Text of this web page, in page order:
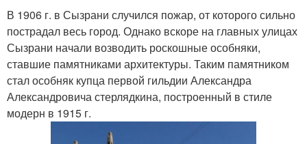
В 1906 г. в Сызрани случился пожар, от которого сильно
пострадал весь город. Однако вскоре на главных улицах
Сызрани начали возводить роскошные особняки,
ставшие памятниками архитектуры. Таким памятником
стал особняк купца первой гильдии Александра
Александровича стерлядкина, построенный в стиле
модерн в 1915 г.